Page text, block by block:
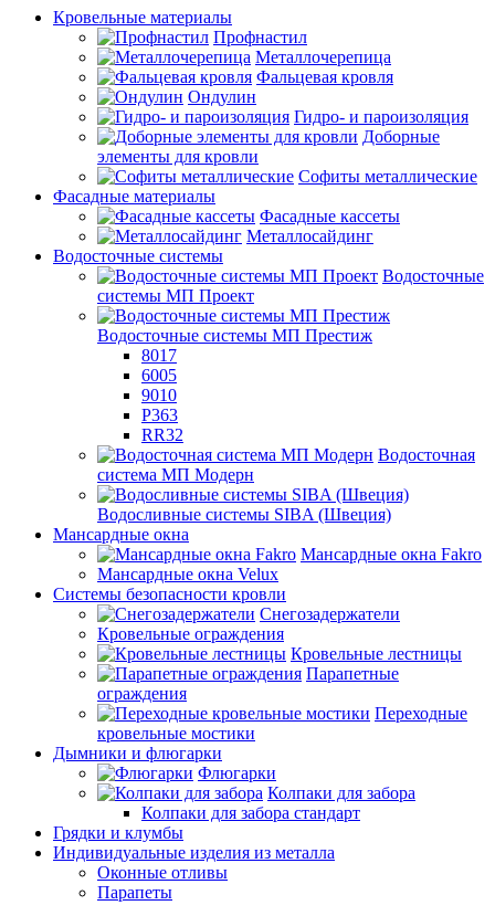
Кровельные материалы
Профнастил
Металлочерепица
Фальцевая кровля
Ондулин
Гидро- и пароизоляция
Доборные
элементы для кровли
Софиты металлические
Фасадные материалы
Фасадные кассеты
Металлосайдинг
Водосточные системы
Водосточные
системы МП Проект
Водосточные системы МП Престиж
8017
6005
9010
P363
RR32
Водосточная
система МП Модерн
Водосливные системы SIBA (Швеция)
Мансардные окна
Мансардные окна Fakro
Мансардные окна Velux
Системы безопасности кровли
Снегозадержатели
Кровельные ограждения
Кровельные лестницы
Парапетные
ограждения
Переходные
кровельные мостики
Дымники и флюгарки
Флюгарки
Колпаки для забора
Колпаки для забора стандарт
Грядки и клумбы
Индивидуальные изделия из металла
Оконные отливы
Парапеты